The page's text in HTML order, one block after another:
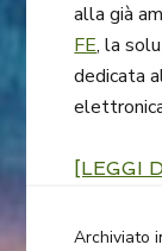
alla già
FE, la
dedicata
[LEGGI
Archiviato